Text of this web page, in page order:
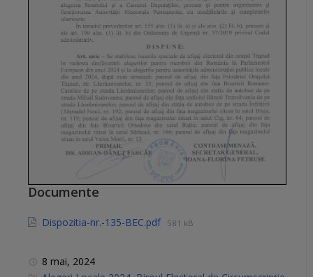
Documente
Dispozitia-nr.-135-BEC.pdf 581 kB
8 mai, 2024